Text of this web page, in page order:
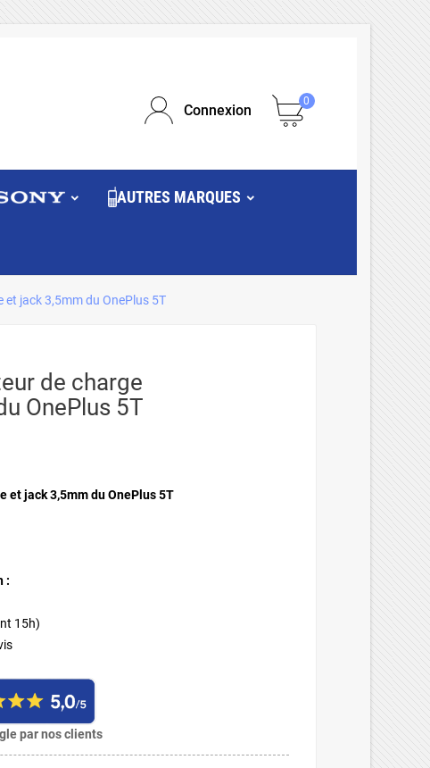
Connexion
0
AUTRES MARQUES
jack 3,5mm du OnePlus 5T
de charge
OnePlus 5T
et jack 3,5mm du OnePlus 5T
:
15h)
par nos clients